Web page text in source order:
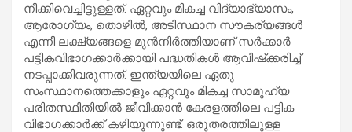
നീക്കിവെച്ചിട്ടുള്ളത്. ഏറ്റവും മികച്ച വിദ്യാഭ്യാസം,
ആരോഗ്യം, തൊഴിൽ, അടിസ്ഥാന സൗകര്യങ്ങൾ
എന്നീ ലക്ഷ്യങ്ങളെ മുൻനിർത്തിയാണ് സർക്കാർ
പട്ടികവിഭാഗക്കാർക്കായി പദ്ധതികൾ ആവിഷ്‌ക്കരിച്ച്
നടപ്പാക്കിവരുന്നത്. ഇന്ത്യയിലെ ഏതു
സംസ്ഥാനത്തെക്കാളും ഏറ്റവും മികച്ച സാമൂഹ്യ
പരിതസ്ഥിതിയിൽ ജീവിക്കാൻ കേരളത്തിലെ പട്ടിക
വിഭാഗക്കാർക്ക് കഴിയുന്നുണ്ട്. ഒരുതരത്തിലുള്ള